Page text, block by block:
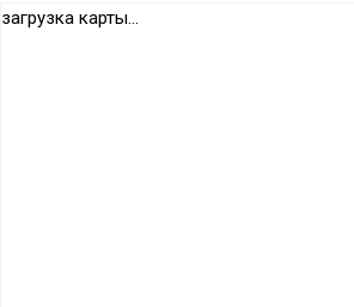
загрузка карты...